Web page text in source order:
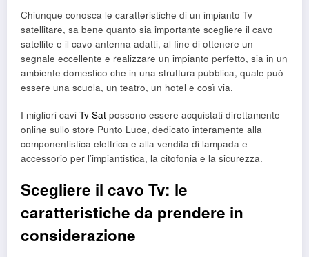
Chiunque conosca le caratteristiche di un impianto Tv
satellitare, sa bene quanto sia importante scegliere il cavo
satellite e il cavo antenna adatti, al fine di ottenere un
segnale eccellente e realizzare un impianto perfetto, sia in un
ambiente domestico che in una struttura pubblica, quale può
essere una scuola, un teatro, un hotel e così via.
I migliori cavi Tv Sat possono essere acquistati direttamente
online sullo store Punto Luce, dedicato interamente alla
componentistica elettrica e alla vendita di lampada e
accessorio per l’impiantistica, la citofonia e la sicurezza.
Scegliere il cavo Tv: le
caratteristiche da prendere in
considerazione